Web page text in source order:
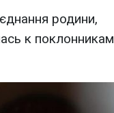
родини,
к поклонникам